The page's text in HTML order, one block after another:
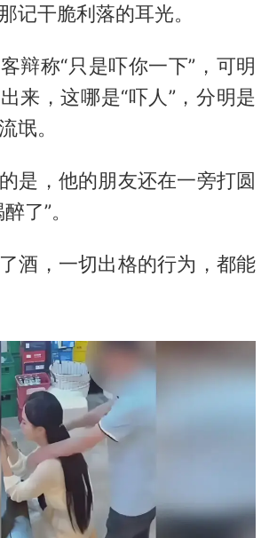
记干脆利落的耳光。
辩称“只是吓你一下”，可明
来，这哪是“吓人”，分明是
氓。
是，他的朋友还在一旁打圆
了”。
酒，一切出格的行为，都能